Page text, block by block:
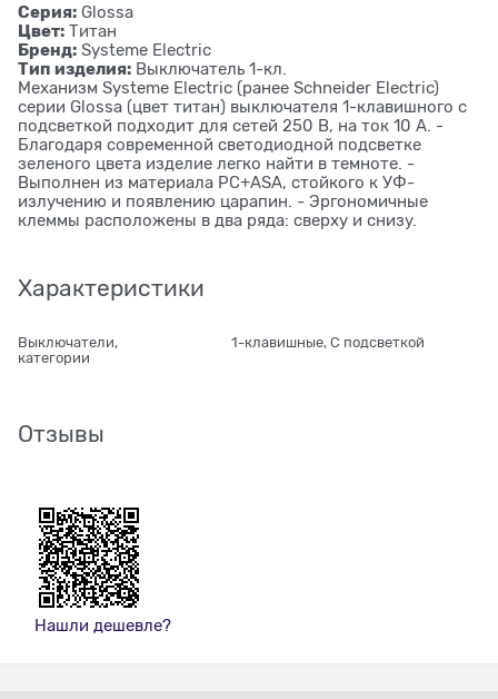
Серия: Glossa
Цвет: Титан
Бренд: Systeme Electric
Тип изделия: Выключатель 1-кл.
Механизм Systeme Electric (ранее Schneider Electric)
серии Glossa (цвет титан) выключателя 1-клавишного с
подсветкой подходит для сетей 250 В, на ток 10 А. -
Благодаря современной светодиодной подсветке
зеленого цвета изделие легко найти в темноте. -
Выполнен из материала PС+ASA, стойкого к УФ-
излучению и появлению царапин. - Эргономичные
клеммы расположены в два ряда: сверху и снизу.
Характеристики
Выключатели,
категории
1-клавишные, С подсветкой
Отзывы
Нашли дешевле?